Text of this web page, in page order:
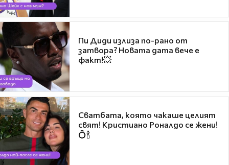
Пи Диди излиза по-рано от
затвора? Новата дата вече е
факт!💥
Сватбата, която чакаше целият
свят! Кристиано Роналдо се жени!
💍🍾